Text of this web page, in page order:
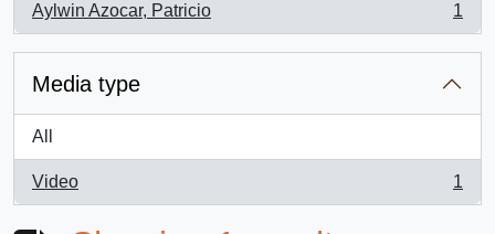
Aylwin Azocar, Patricio
, 1 results
1
Media type
All
Video
, 1 results
1